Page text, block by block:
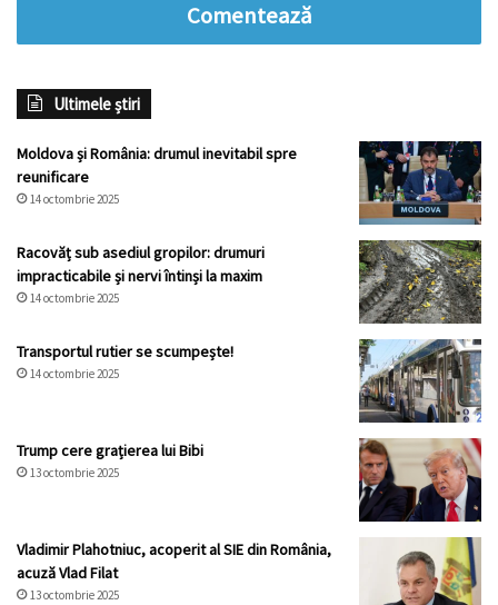
Comentează
Ultimele știri
Moldova și România: drumul inevitabil spre
reunificare
14 octombrie 2025
Racovăț sub asediul gropilor: drumuri
impracticabile și nervi întinși la maxim
14 octombrie 2025
Transportul rutier se scumpește!
14 octombrie 2025
Trump cere grațierea lui Bibi
13 octombrie 2025
Vladimir Plahotniuc, acoperit al SIE din România,
acuză Vlad Filat
13 octombrie 2025